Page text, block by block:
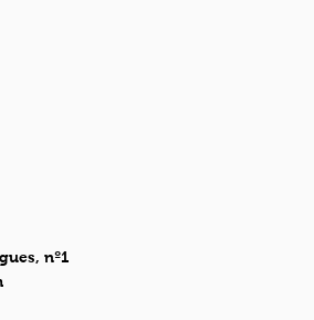
nº1